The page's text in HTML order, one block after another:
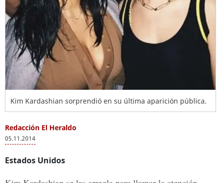
Kim Kardashian sorprendió en su última aparición pública.
Redacción El Heraldo
05.11.2014
Estados Unidos